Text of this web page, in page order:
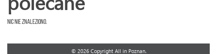
Nic nie znaleziono.
© 2026 Copyright All in Poznan.